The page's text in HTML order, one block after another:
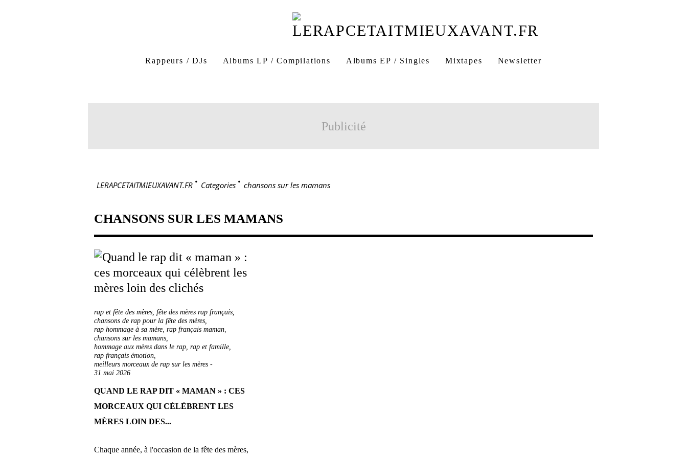
Rappeurs / DJs Albums LP / Compilations Albums EP / Singles Mixtapes Newsletter
Publicité
LERAPCETAITMIEUXAVANT.FR > Categories > chansons sur les mamans
CHANSONS SUR LES MAMANS
rap et fête des mères, fête des mères rap français,
chansons de rap pour la fête des mères,
rap hommage à sa mère, rap français maman,
chansons sur les mamans,
hommage aux mères dans le rap, rap et famille,
rap français émotion,
meilleurs morceaux de rap sur les mères -
31 mai 2026
QUAND LE RAP DIT « MAMAN » : CES
MORCEAUX QUI CÉLÈBRENT LES
MÈRES LOIN DES...
Chaque année, à l'occasion de la fête des mères,